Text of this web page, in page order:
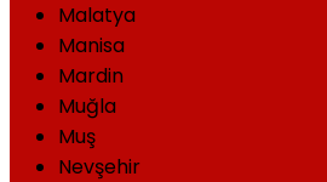
Malatya
Manisa
Mardin
Muğla
Muş
Nevşehir